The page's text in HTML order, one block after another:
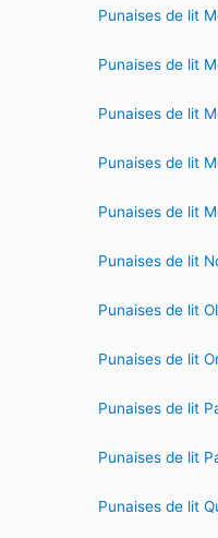
Punaises de lit
Punaises de lit
Punaises de lit
Punaises de lit
Punaises de lit
Punaises de lit
Punaises de lit
Punaises de lit
Punaises de lit
Punaises de lit
Punaises de lit